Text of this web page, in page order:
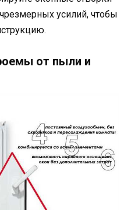
усилий, чтобы
от пыли и